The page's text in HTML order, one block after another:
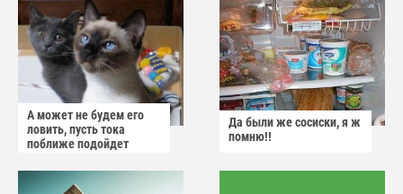
А может не будем его
ловить, пусть тока
поближе подойдет
Да были же сосиски, я ж
помню!!